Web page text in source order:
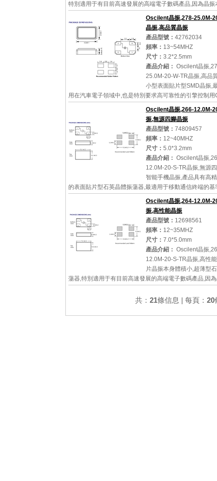
特別適用于有目前高速發展的高端電子數碼產品,因為晶振
化需求的市場領域,小型,薄型是對應陶瓷振蕩器(偏差大)和
英晶...
查看大圖
Oscilent晶振,278-25.0M-
晶振,高品質晶振
產品型號： 42762034
頻率： 13~54MHZ
尺寸： 3.2*2.5mm
產品介紹： Oscilent晶振
25.0M-20-W-TR晶振,高品
小型表面貼片型SMD晶振,
用在汽車電子領域中,也是特別要求高可靠性的引擎控制用
鐘部分.低頻晶振可從7.98MHz起對應,小型,超薄型具備強
詳細參數 查看大圖
Oscilent晶振,266-12.0M-
振,無源四腳晶振
產品型號： 74809457
頻率： 12~40MHZ
尺寸： 5.0*3.2mm
產品介紹： Oscilent晶振
12.0M-20-S-TR晶振,無源
智能手機晶振,產品具有高
的表面貼片型石英晶體振蕩器,最適用于移動通信終端的基
移動通信領域.比如智能手機,無線通信,衛星導航,平臺基站
詳細參數 查看大圖
Oscilent晶振,264-12.0M-
振,高性能晶振
產品型號： 12698561
頻率： 12~35MHZ
尺寸： 7.0*5.0mm
產品介紹： Oscilent晶振
12.0M-20-S-TR晶振,高性
片晶振本身體積小,超薄型
蕩器,特別適用于有目前高速發展的高端電子數碼產品,因
共： 21條信息 | 每頁： 20